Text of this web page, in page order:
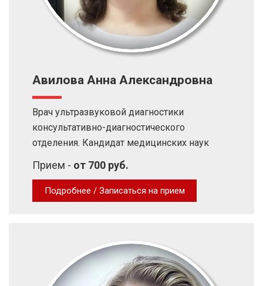
Авилова Анна Александровна
Врач ультразвуковой диагностики
консультативно-диагностического
отделения. Кандидат медицинских наук
Прием - от 700 руб.
Подробнее / Записаться на прием